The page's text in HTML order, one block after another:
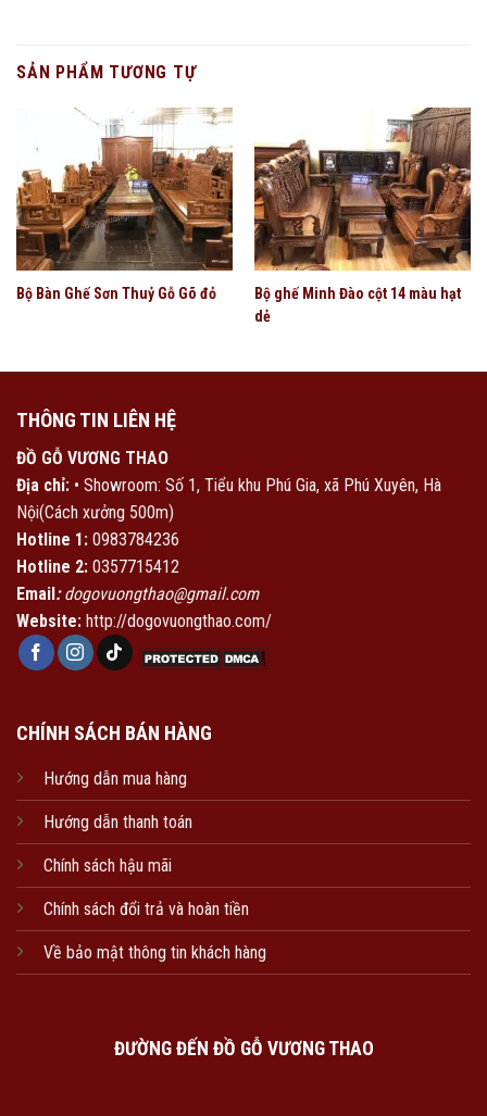
SẢN PHẨM TƯƠNG TỰ
Bộ Bàn Ghế Sơn Thuỷ Gỗ Gõ đỏ
Bộ ghế Minh Đào cột 14 màu hạt
dẻ
THÔNG TIN LIÊN HỆ
ĐỒ GỖ VƯƠNG THAO
Địa chỉ: • Showroom: Số 1, Tiểu khu Phú Gia, xã Phú Xuyên, Hà
Nội(Cách xưởng 500m)
Hotline 1: 0983784236
Hotline 2: 0357715412
Email:dogovuongthao@gmail.com
Website: http://dogovuongthao.com/
CHÍNH SÁCH BÁN HÀNG
Hướng dẫn mua hàng
Hướng dẫn thanh toán
Chính sách hậu mãi
Chính sách đổi trả và hoàn tiền
Về bảo mật thông tin khách hàng
ĐƯỜNG ĐẾN ĐỒ GỖ VƯƠNG THAO